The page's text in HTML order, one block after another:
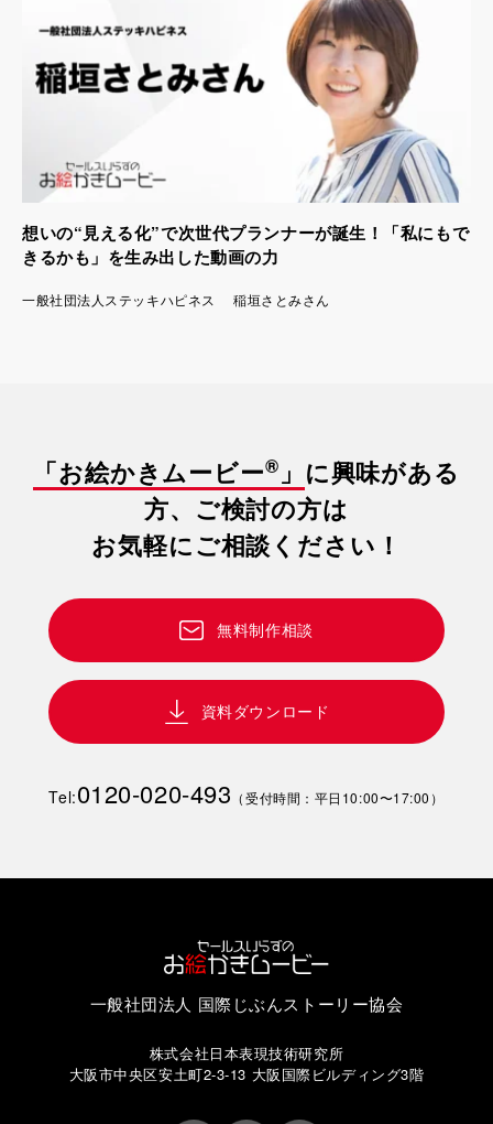
想いの“見える化”で次世代プランナーが誕生！「私にもで
きるかも」を生み出した動画の力
一般社団法人ステッキハピネス 稲垣さとみさん
「お絵かきムービー® 」 に興味がある
方、ご検討の方は
お気軽にご相談ください！
無料制作相談
資料ダウンロード
Tel:0120-020-493 （受付時間：平日10:00〜17:00）
一般社団法人 国際じぶんストーリー協会
株式会社日本表現技術研究所
大阪市中央区安土町2-3-13 大阪国際ビルディング3階